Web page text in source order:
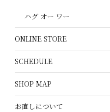
ハグ オー ワー
ONLINE STORE
SCHEDULE
SHOP MAP
お直しについて